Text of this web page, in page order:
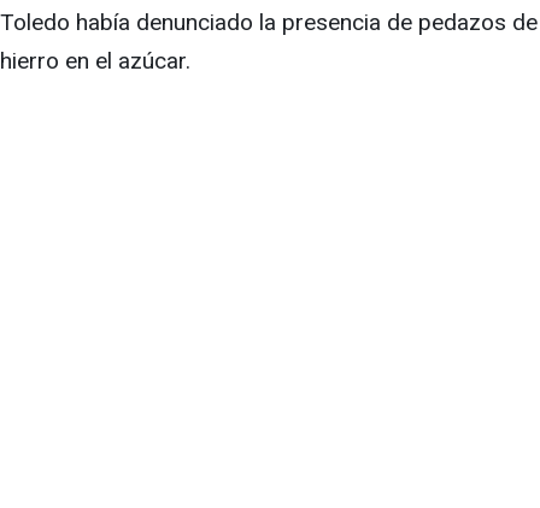
Toledo había denunciado la presencia de pedazos de
hierro en el azúcar.